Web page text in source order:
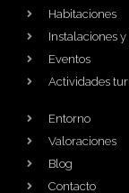
Habitaciones
Instalaciones
Eventos
Actividades
Entorno
Valoraciones
Blog
Contacto